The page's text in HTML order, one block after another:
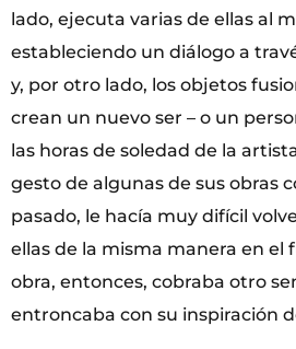
lado, ejecuta varias de ellas al
estableciendo un diálogo a
y, por otro lado, los objetos
crean un nuevo ser – o un
las horas de soledad de la
gesto de algunas de sus obras
pasado, le hacía muy difícil
ellas de la misma manera en el
obra, entonces, cobraba otro
entroncaba con su inspiración